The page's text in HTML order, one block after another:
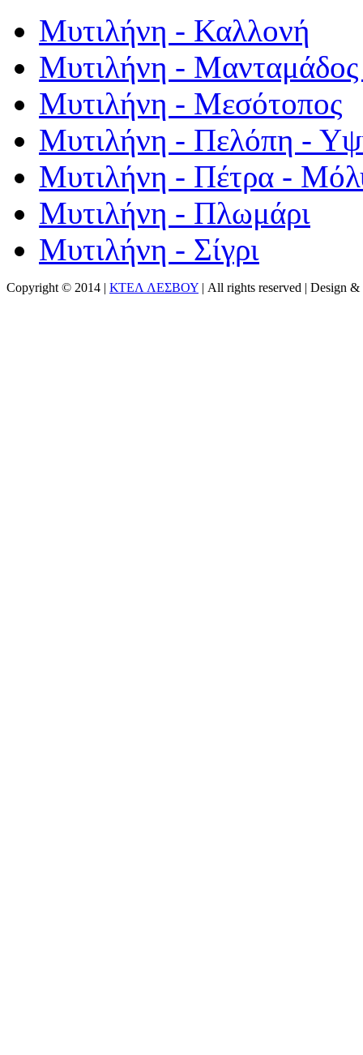
Μυτιλήνη - Καλλονή
Μυτιλήνη - Μανταμάδος
Μυτιλήνη - Μεσότοπος
Μυτιλήνη - Πελόπη -
Μυτιλήνη - Πέτρα -
Μυτιλήνη - Πλωμάρι
Μυτιλήνη - Σίγρι
Copyright © 2014 | ΚΤΕΛ ΛΕΣΒΟΥ | All rights reserved | Design &